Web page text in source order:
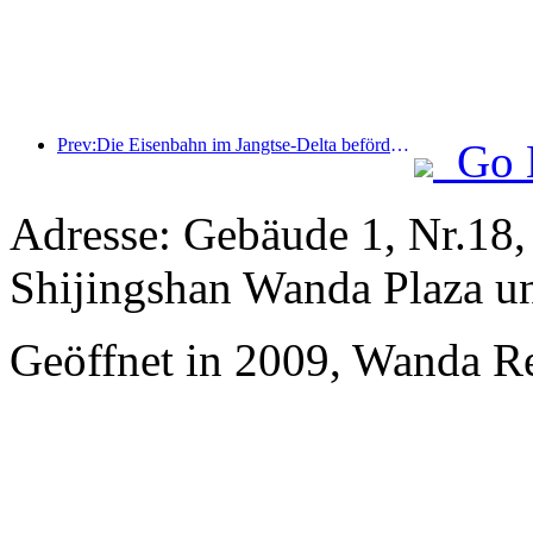
Prev:Die Eisenbahn im Jangtse-Delta beförderte während der Maifeiertage über 21,38 Millionen Fahrgäste.
Go
Adresse: Gebäude 1,
Shijingshan Wanda Plaza
Geöffnet in 2009, Wanda